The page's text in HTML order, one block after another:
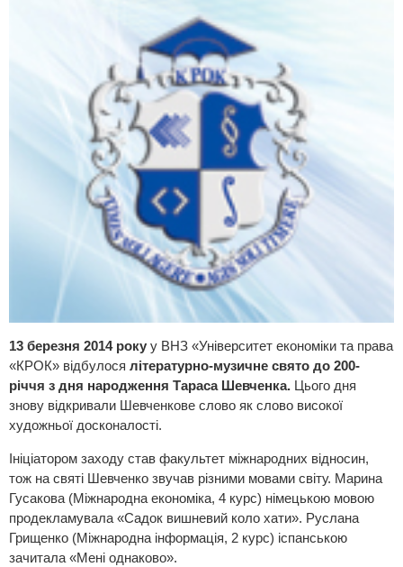
13 березня 2014 року у ВНЗ «Університет економіки та права
«КРОК» відбулося літературно-музичне свято до 200-
річчя з дня народження Тараса Шевченка. Цього дня
знову відкривали Шевченкове слово як слово високої
художньої досконалості.
Ініціатором заходу став факультет міжнародних відносин,
тож на святі Шевченко звучав різними мовами світу. Марина
Гусакова (Міжнародна економіка, 4 курс) німецькою мовою
продекламувала «Садок вишневий коло хати». Руслана
Грищенко (Міжнародна інформація, 2 курс) іспанською
зачитала «Мені однаково».